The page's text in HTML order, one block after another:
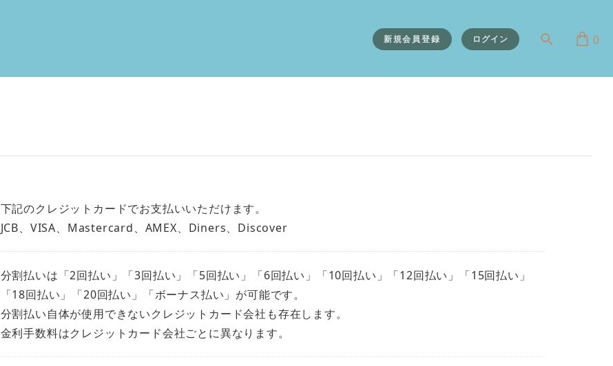
新規会員登録 ログイン 0
下記のクレジットカードでお支払いいただけます。
JCB、VISA、Mastercard、AMEX、Diners、Discover
分割払いは「2回払い」「3回払い」「5回払い」「6回払い」「10回払い」「12回払い」「15回払い」
「18回払い」「20回払い」「ボーナス払い」が可能です。
分割払い自体が使用できないクレジットカード会社も存在します。
金利手数料はクレジットカード会社ごとに異なります。